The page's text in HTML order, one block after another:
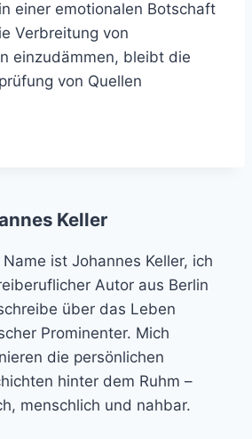
einer emotionalen Botschaft
Verbreitung von
einzudämmen, bleibt die
von Quellen
Keller
Name ist Johannes Keller, ich
Autor aus Berlin
über das Leben
Prominenter. Mich
die persönlichen
hinter dem Ruhm –
menschlich und nahbar.